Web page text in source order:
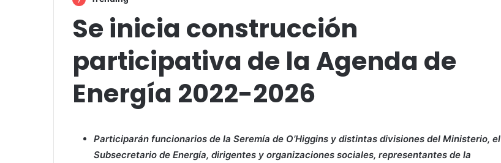
Se inicia construcción
participativa de la Agenda de
Energía 2022-2026
Participarán funcionarios de la Seremía de O’Higgins y distintas divisiones del Ministerio, el
Subsecretario de Energía, dirigentes y organizaciones sociales, representantes de la